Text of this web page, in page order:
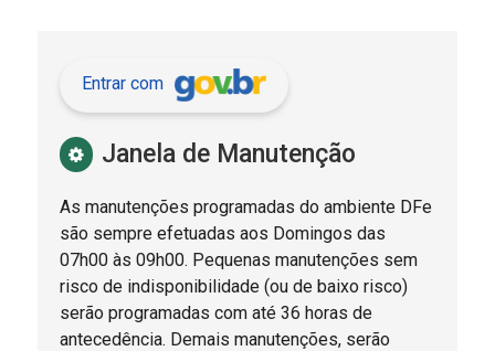
Entrar com
Janela de Manutenção
As manutenções programadas do ambiente DFe
são sempre efetuadas aos Domingos das
07h00 às 09h00. Pequenas manutenções sem
risco de indisponibilidade (ou de baixo risco)
serão programadas com até 36 horas de
antecedência. Demais manutenções, serão